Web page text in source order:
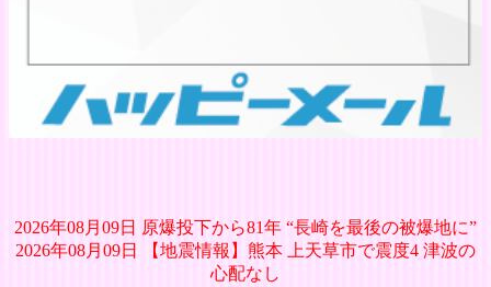
2026年08月09日 原爆投下から81年 “長崎を最後の被爆地に”
2026年08月09日 【地震情報】熊本 上天草市で震度4 津波の
心配なし